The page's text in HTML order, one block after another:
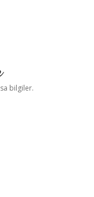
bilgiler.